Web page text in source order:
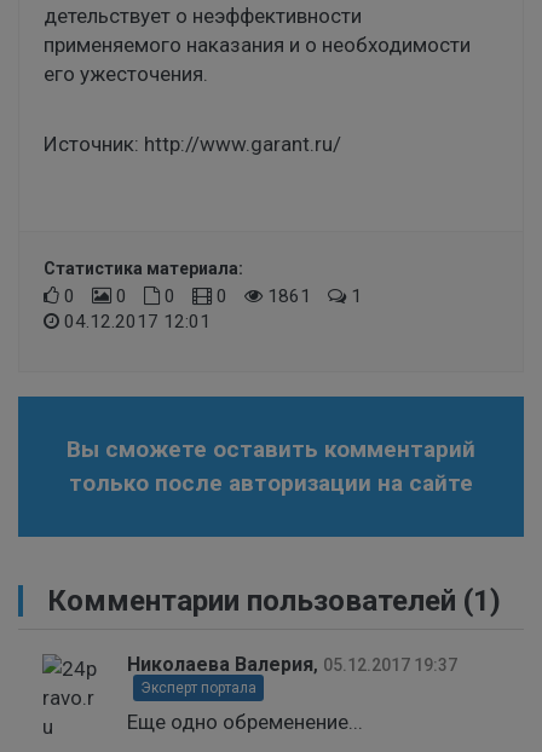
детельствует о неэффективности
применяемого наказания и о необходимости
его ужесточения.
Источник: http://www.garant.ru/
Статистика материала:
0 0 0 0 1861
1
04.12.2017 12:01
Вы сможете оставить комментарий
только после авторизации на сайте
Комментарии пользователей (1)
Николаева Валерия, 05.12.2017 19:37
Эксперт портала
Еще одно обременение...